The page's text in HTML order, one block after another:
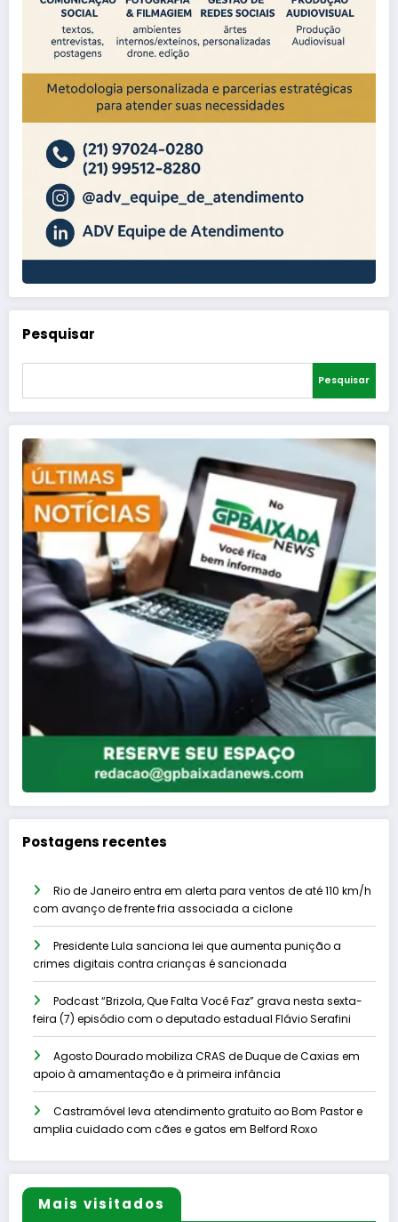
Pesquisar
Pesquisar
Postagens recentes
Rio de Janeiro entra em alerta para ventos de até 110 km/h
com avanço de frente fria associada a ciclone
Presidente Lula sanciona lei que aumenta punição a
crimes digitais contra crianças é sancionada
Podcast “Brizola, Que Falta Você Faz” grava nesta sexta-
feira (7) episódio com o deputado estadual Flávio Serafini
Agosto Dourado mobiliza CRAS de Duque de Caxias em
apoio à amamentação e à primeira infância
Castramóvel leva atendimento gratuito ao Bom Pastor e
amplia cuidado com cães e gatos em Belford Roxo
Mais visitados